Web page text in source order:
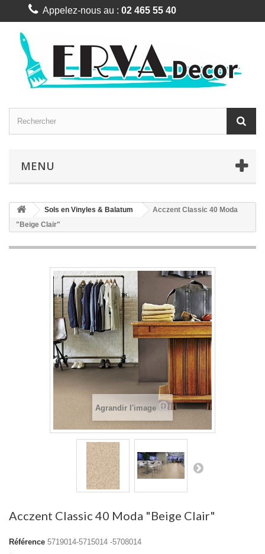
Appelez-nous au :02 465 55 40
MENU
Sols en Vinyles & Balatum
Acczent Classic 40 Moda
"Beige Clair"
Agrandir l'image
Acczent Classic 40 Moda "Beige Clair"
Référence 5719014-5715014 -5708014